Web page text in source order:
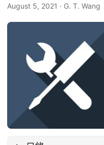
August 5, 2021 · G. T. Wang